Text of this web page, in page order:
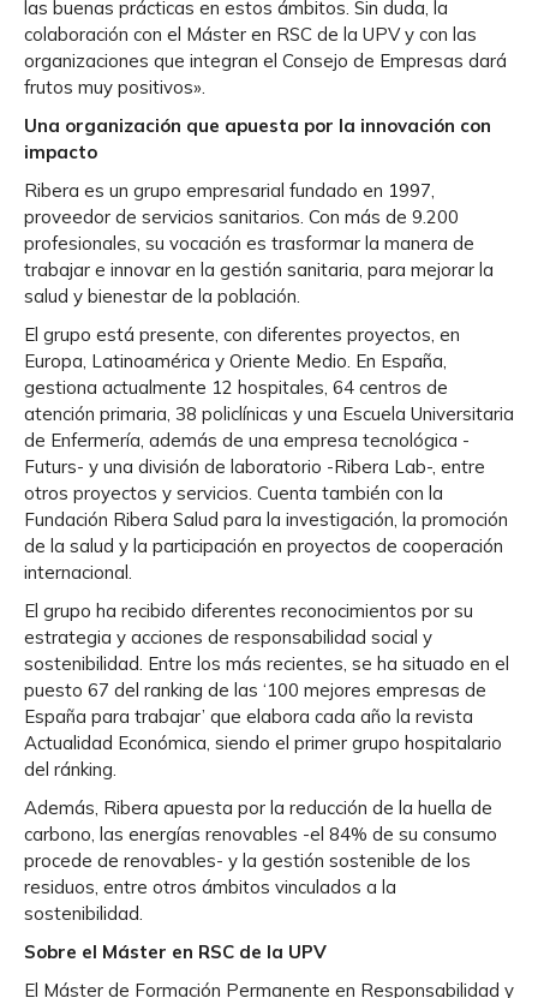
las buenas prácticas en estos ámbitos. Sin duda, la
colaboración con el Máster en RSC de la UPV y con las
organizaciones que integran el Consejo de Empresas dará
frutos muy positivos».
Una organización que apuesta por la innovación con
impacto
Ribera es un grupo empresarial fundado en 1997,
proveedor de servicios sanitarios. Con más de 9.200
profesionales, su vocación es trasformar la manera de
trabajar e innovar en la gestión sanitaria, para mejorar la
salud y bienestar de la población.
El grupo está presente, con diferentes proyectos, en
Europa, Latinoamérica y Oriente Medio. En España,
gestiona actualmente 12 hospitales, 64 centros de
atención primaria, 38 policlínicas y una Escuela Universitaria
de Enfermería, además de una empresa tecnológica -
Futurs- y una división de laboratorio -Ribera Lab-, entre
otros proyectos y servicios. Cuenta también con la
Fundación Ribera Salud para la investigación, la promoción
de la salud y la participación en proyectos de cooperación
internacional.
El grupo ha recibido diferentes reconocimientos por su
estrategia y acciones de responsabilidad social y
sostenibilidad. Entre los más recientes, se ha situado en el
puesto 67 del ranking de las ‘100 mejores empresas de
España para trabajar’ que elabora cada año la revista
Actualidad Económica, siendo el primer grupo hospitalario
del ránking.
Además, Ribera apuesta por la reducción de la huella de
carbono, las energías renovables -el 84% de su consumo
procede de renovables- y la gestión sostenible de los
residuos, entre otros ámbitos vinculados a la
sostenibilidad.
Sobre el Máster en RSC de la UPV
El Máster de Formación Permanente en Responsabilidad y